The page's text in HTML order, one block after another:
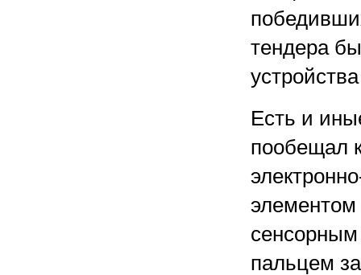
тендера
Есть и
пообещал
сенсорным
пальцем